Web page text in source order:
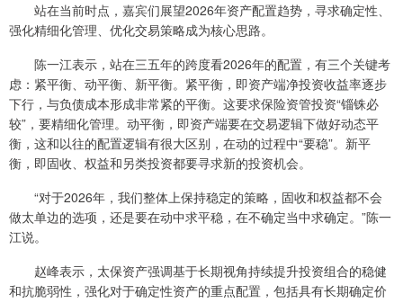
站在当前时点，嘉宾们展望2026年资产配置趋势，寻求确定性、
强化精细化管理、优化交易策略成为核心思路。
陈一江表示，站在三五年的跨度看2026年的配置，有三个关键考
虑：紧平衡、动平衡、新平衡。紧平衡，即资产端净投资收益率逐步
下行，与负债成本形成非常紧的平衡。这要求保险资管投资“锱铢必
较”，要精细化管理。动平衡，即资产端要在交易逻辑下做好动态平
衡，这和以往的配置逻辑有很大区别，在动的过程中“要稳”。新平
衡，即固收、权益和另类投资都要寻求新的投资机会。
“对于2026年，我们整体上保持稳定的策略，固收和权益都不会
做太单边的选项，还是要在动中求平稳，在不确定当中求确定。”陈一
江说。
赵峰表示，太保资产强调基于长期视角持续提升投资组合的稳健
和抗脆弱性，强化对于确定性资产的重点配置，包括具有长期确定价